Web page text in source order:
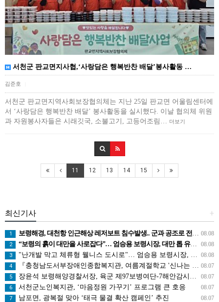
서천군 판교면지사협,‘사랑담은 행복반찬 배달’봉사활동 …
김준호
서천군 판교면지역사회보장협의체는 지난 25일 판교면 어울림센터에
서 ‘사랑담은 행복반찬 배달’ 봉사활동을 실시했다. 이날 협의체 위원
과 자원봉사자들은 시래깃국, 소불고기, 고등어조림…
더보기
11 12 13 14 15
+
최신기사
08.08
1 보령해경, 대천항 인근해상 레저보트 침수발생.. 군과 공조로 전원구조
08.08
2 “보령의 흙이 대만을 사로잡다”… 엄승용 보령시장, 대만 톱 유튜버들과 머드 외교
08.08
3 "난개발 막고 체류형 웰니스 도시로"… 엄승용 보령시장, 청라면 찾아 첫 '주민 대화'
08.07
4 『충청남도서부장애인종합복지관, 여름계절학교 '신나는 여름탐험대' 성료』
08.07
5 장윤석 보령해양경찰서장, 육군 제97보병여단-7해안감시대대 방문… 밀입국 차단 공조 강화
08.07
6 서천군노인복지관, ‘마음정원 가꾸기’ 프로그램 큰 호응
08.07
7 남포면, 광복절 맞아 ‘태극 물결 확산 캠페인’ 추진